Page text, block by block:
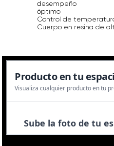
desempeño
óptimo
Control de
Cuerpo en resina de